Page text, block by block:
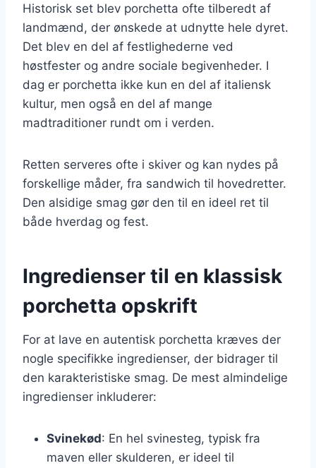
Historisk set blev porchetta ofte tilberedt af
landmænd, der ønskede at udnytte hele dyret.
Det blev en del af festlighederne ved
høstfester og andre sociale begivenheder. I
dag er porchetta ikke kun en del af italiensk
kultur, men også en del af mange
madtraditioner rundt om i verden.
Retten serveres ofte i skiver og kan nydes på
forskellige måder, fra sandwich til hovedretter.
Den alsidige smag gør den til en ideel ret til
både hverdag og fest.
Ingredienser til en klassisk
porchetta opskrift
For at lave en autentisk porchetta kræves der
nogle specifikke ingredienser, der bidrager til
den karakteristiske smag. De mest almindelige
ingredienser inkluderer:
Svinekød: En hel svinesteg, typisk fra
maven eller skulderen, er ideel til